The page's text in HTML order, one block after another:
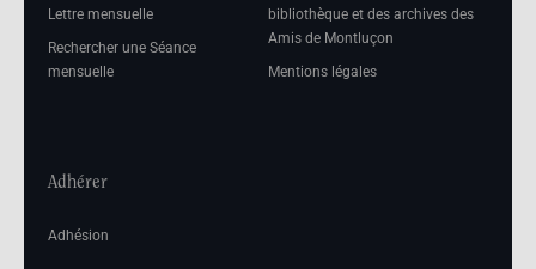
Lettre mensuelle
Rechercher une Séance
mensuelle
bibliothèque et des archives des
Amis de Montluçon
Mentions légales
Adhérer
Adhésion